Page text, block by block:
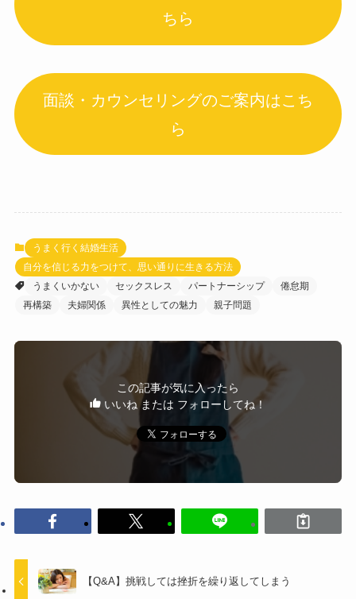
ちら
面談・カウンセリングのご案内はこち
ら
うまく行く結婚生活
自分を信じる力をつけて、思い通りに生きる方法
うまくいかない
セックスレス パートナーシップ
倦怠期
再構築
夫婦関係 異性としての魅力 親子問題
この記事が気に入ったら
いいね または フォローしてね！
【Q&A】挑戦しては挫折を繰り返してしまう